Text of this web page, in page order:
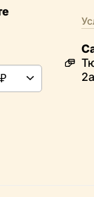
2а